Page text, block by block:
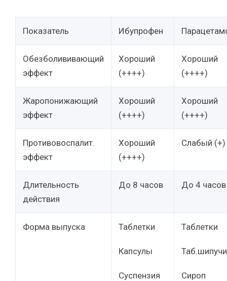
Показатель Ибупрофен
Обезболививающий
эффект
Хороший
(++++)
Хороший
(++++)
Жаропонижающий
эффект
Хороший
(++++)
Хороший
(++++)
Противовоспалит.
эффект
Хороший
(++++)
Слабый (+)
Длительность
действия
До 8 часов До 4 часов
Форма выпуска Таблетки
Капсулы
Суспензия
Таблетки
Сироп